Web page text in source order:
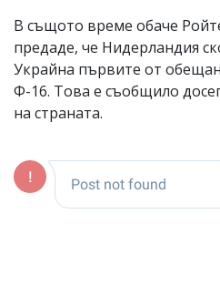
В същото време обаче
предаде, че Нидерландия
Украйна първите от
Ф-16. Това е съобщило
на страната.